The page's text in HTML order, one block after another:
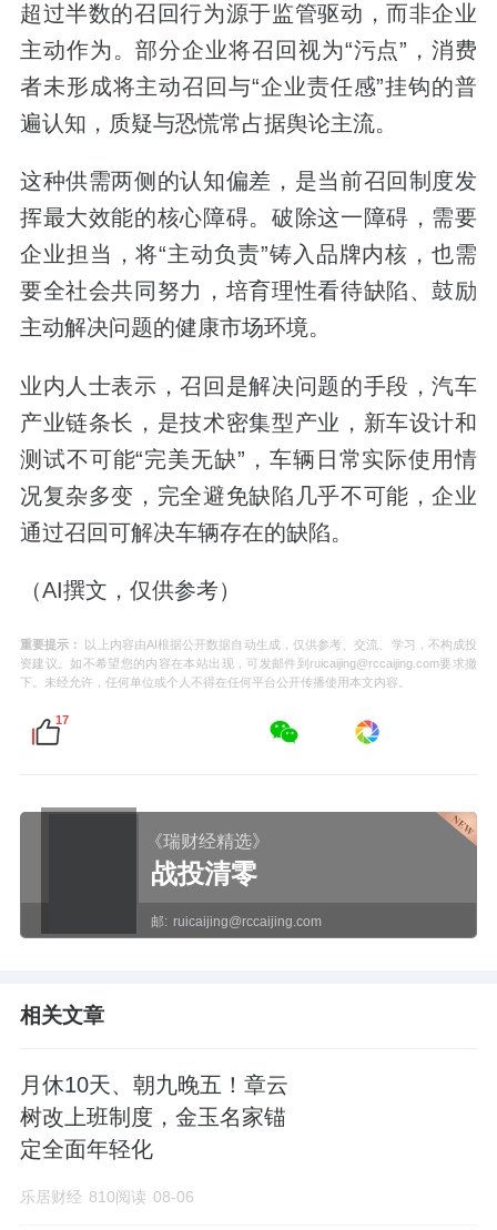
超过半数的召回行为源于监管驱动，而非企业
主动作为。部分企业将召回视为“污点”，消费
者未形成将主动召回与“企业责任感”挂钩的普
遍认知，质疑与恐慌常占据舆论主流。
这种供需两侧的认知偏差，是当前召回制度发
挥最大效能的核心障碍。破除这一障碍，需要
企业担当，将“主动负责”铸入品牌内核，也需
要全社会共同努力，培育理性看待缺陷、鼓励
主动解决问题的健康市场环境。
业内人士表示，召回是解决问题的手段，汽车
产业链条长，是技术密集型产业，新车设计和
测试不可能“完美无缺”，车辆日常实际使用情
况复杂多变，完全避免缺陷几乎不可能，企业
通过召回可解决车辆存在的缺陷。
（AI撰文，仅供参考）
重要提示：
以上内容由AI根据公开数据自动生成，仅供参考、交流、学习，不构成投
资建议。如不希望您的内容在本站出现，可发邮件到ruicaijing@rccaijing.com要求撤
下。未经允许，任何单位或个人不得在任何平台公开传播使用本文内容。
17
《瑞财经精选》
战投清零
邮: ruicaijing@rccaijing.com
相关文章
月休10天、朝九晚五！章云
树改上班制度，金玉名家锚
定全面年轻化
乐居财经 810阅读 08-06